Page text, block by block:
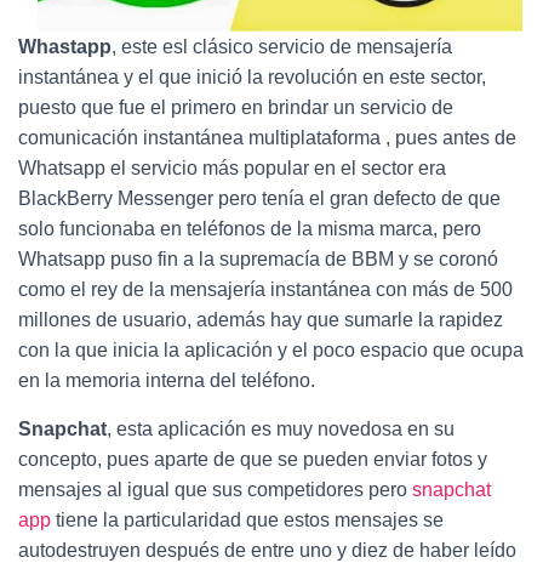
Whastapp, este esl clásico servicio de mensajería
instantánea y el que inició la revolución en este sector,
puesto que fue el primero en brindar un servicio de
comunicación instantánea multiplataforma , pues antes de
Whatsapp el servicio más popular en el sector era
BlackBerry Messenger pero tenía el gran defecto de que
solo funcionaba en teléfonos de la misma marca, pero
Whatsapp puso fin a la supremacía de BBM y se coronó
como el rey de la mensajería instantánea con más de 500
millones de usuario, además hay que sumarle la rapidez
con la que inicia la aplicación y el poco espacio que ocupa
en la memoria interna del teléfono.
Snapchat, esta aplicación es muy novedosa en su
concepto, pues aparte de que se pueden enviar fotos y
mensajes al igual que sus competidores pero snapchat
app tiene la particularidad que estos mensajes se
autodestruyen después de entre uno y diez de haber leído